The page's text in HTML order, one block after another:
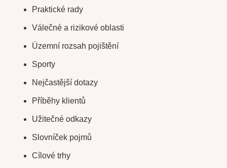
Praktické rady
Válečné a rizikové oblasti
Územní rozsah pojištění
Sporty
Nejčastější dotazy
Příběhy klientů
Užitečné odkazy
Slovníček pojmů
Cílové trhy